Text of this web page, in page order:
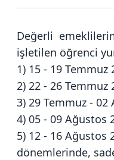
Değerli
işletilen öğrenci
1) 15 - 19 Temmuz
2) 22 - 26 Temmuz
3) 29 Temmuz - 02
4) 05 - 09 Ağustos
5) 12 - 16 Ağustos
dönemlerinde,